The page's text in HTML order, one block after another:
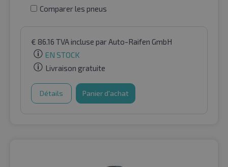
Comparer les pneus
€ 86.16 TVA incluse par Auto-Raifen GmbH
EN STOCK
Livraison gratuite
Détails Panier d'achat